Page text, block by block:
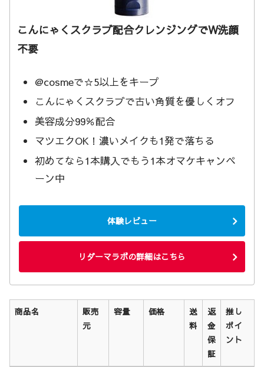
こんにゃくスクラブ配合クレンジングでW洗顔
不要
@cosmeで☆5以上をキープ
こんにゃくスクラブで古い角質を優しくオフ
美容成分99％配合
マツエクOK！濃いメイクも1発で落ちる
初めてなら1本購入でもう1本オマケキャンペ
ーン中
体験レビュー
リダーマラボの詳細はこちら
商品名
販売
元
容量 価格
送
料
返
金
保
証
推し
ポイ
ント